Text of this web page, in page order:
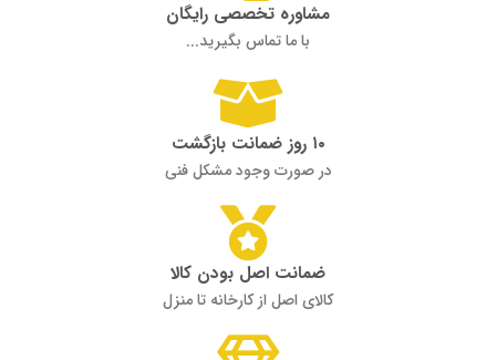
مشاوره تخصصی رایگان
با ما تماس بگیرید...
۱۰ روز ضمانت بازگشت
در صورت وجود مشکل فنی
ضمانت اصل بودن کالا
کالای اصل از کارخانه تا منزل